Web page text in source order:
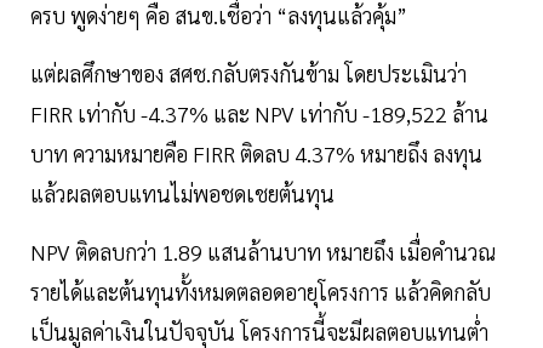
ครบ พูดง่ายๆ คือ สนข.เชื่อว่า “ลงทุนแล้วคุ้ม”
แต่ผลศึกษาของ สศช.กลับตรงกันข้าม โดยประเมินว่า
FIRR เท่ากับ -4.37% และ NPV เท่ากับ -189,522 ล้าน
บาท ความหมายคือ FIRR ติดลบ 4.37% หมายถึง ลงทุน
แล้วผลตอบแทนไม่พอชดเชยต้นทุน
NPV ติดลบกว่า 1.89 แสนล้านบาท หมายถึง เมื่อคำนวณ
รายได้และต้นทุนทั้งหมดตลอดอายุโครงการ แล้วคิดกลับ
เป็นมูลค่าเงินในปัจจุบัน โครงการนี้จะมีผลตอบแทนต่ำ